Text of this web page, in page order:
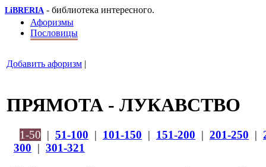
LiBRERIA - библиотека интересного.
Афоризмы
Пословицы
Добавить афоризм |
ПРЯМОТА - ЛУКАВСТВО
1-50 | 51-100 | 101-150 | 151-200 | 201-250 |
300 | 301-321